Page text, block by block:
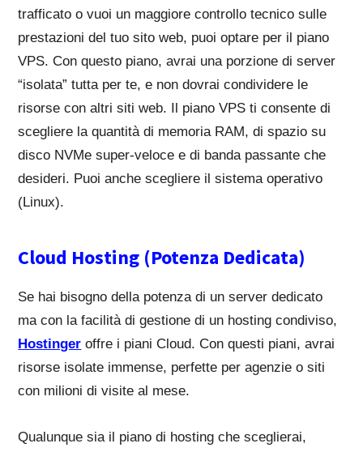
trafficato o vuoi un maggiore controllo tecnico sulle
prestazioni del tuo sito web, puoi optare per il piano
VPS. Con questo piano, avrai una porzione di server
“isolata” tutta per te, e non dovrai condividere le
risorse con altri siti web. Il piano VPS ti consente di
scegliere la quantità di memoria RAM, di spazio su
disco NVMe super-veloce e di banda passante che
desideri. Puoi anche scegliere il sistema operativo
(Linux).
Cloud Hosting (Potenza Dedicata)
Se hai bisogno della potenza di un server dedicato
ma con la facilità di gestione di un hosting condiviso,
Hostinger offre i piani Cloud. Con questi piani, avrai
risorse isolate immense, perfette per agenzie o siti
con milioni di visite al mese.
Qualunque sia il piano di hosting che sceglierai,